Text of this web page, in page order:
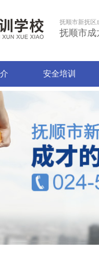
抚顺市新抚区
抚顺市成
安全培训